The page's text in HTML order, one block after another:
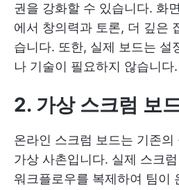
권을 강화할 수 있습니다. 화
에서 창의력과 토론, 더 깊은
습니다. 또한, 실제 보드는 설
나 기술이 필요하지 않습니다
2. 가상 스크럼 보
온라인 스크럼 보드는 기존의
가상 사촌입니다. 실제 스크
워크플로우를 복제하여 팀이